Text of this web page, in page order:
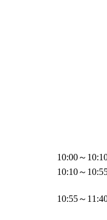
10:00～
10:10～
10:55～